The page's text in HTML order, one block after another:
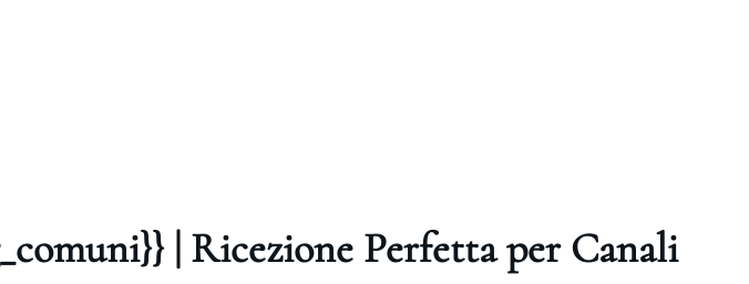
| Ricezione Perfetta per Canali